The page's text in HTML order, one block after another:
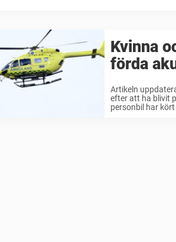
Kvinna
förda
Artikeln
efter att ha blivit
personbil har kört